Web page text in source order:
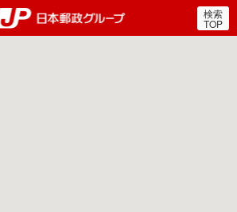
郵便局・日本郵政グルー
検索
TOP